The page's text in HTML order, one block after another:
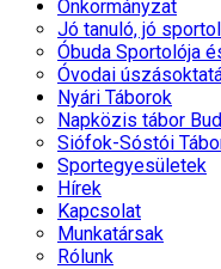
Önkormányzat
Jó tanuló, jó
Óbuda Sportolója
Óvodai
Nyári Táborok
Napközis tábor
Siófok-Sóstói
Sportegyesületek
Hírek
Kapcsolat
Munkatársak
Rólunk